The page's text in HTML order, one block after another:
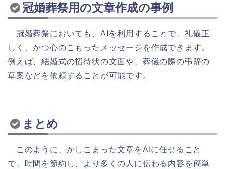
冠婚葬祭用の文章作成の事例
冠婚葬祭においても、AIを利用することで、礼儀正
しく、かつ心のこもったメッセージを作成できます。
例えば、結婚式の招待状の文面や、葬儀の際の弔辞の
草案などを依頼することが可能です。
まとめ
このように、かしこまった文章をAIに任せること
で、時間を節約し、より多くの人に伝わる内容を簡単